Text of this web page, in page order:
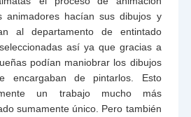
animadores hacían sus dibujos y
al departamento de entintado
así ya que gracias a
podían maniobrar los dibujos
encargaban de pintarlos. Esto
un trabajo mucho más
sumamente único. Pero también